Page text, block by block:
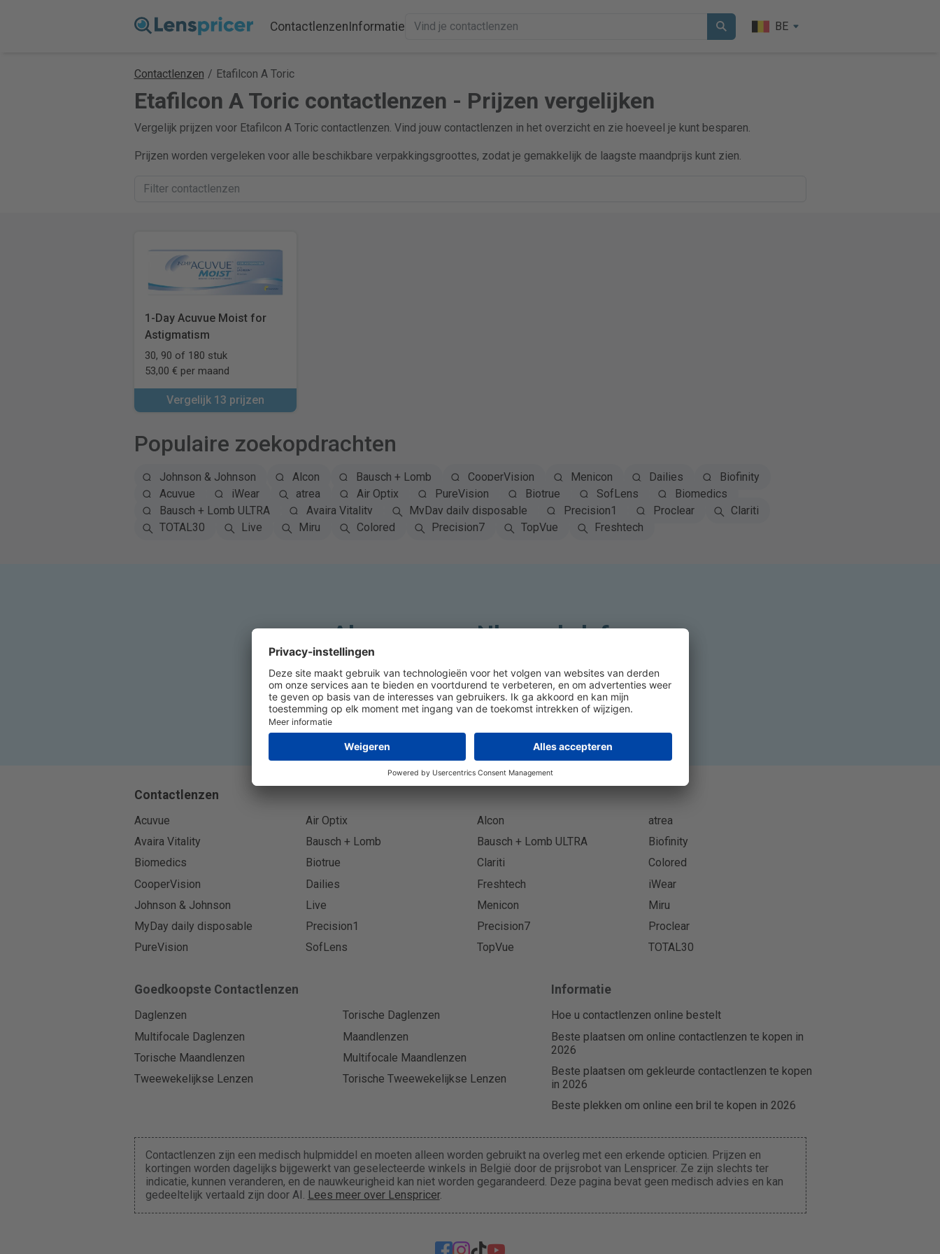
ContactlenzenInformatie BE
Contactlenzen / Etafilcon A Toric
Etafilcon A Toric contactlenzen - Prijzen vergelijken
Vergelijk prijzen voor Etafilcon A Toric contactlenzen. Vind jouw contactlenzen in het overzicht en zie hoeveel je kunt besparen.
Prijzen worden vergeleken voor alle beschikbare verpakkingsgroottes, zodat je gemakkelijk de laagste maandprijs kunt zien.
1-Day Acuvue Moist for
Astigmatism
30, 90 of 180 stuk
53,00 € per maand
Vergelijk 13 prijzen
Populaire zoekopdrachten
Johnson & Johnson Alcon Bausch + Lomb CooperVision Menicon Dailies
Biofinity
Acuvue
iWear atrea Air Optix PureVision Biotrue SofLens
Biomedics
Bausch + Lomb ULTRA
Avaira Vitality MyDay daily disposable Precision1 Proclear
Clariti
TOTAL30
Live Miru Colored Precision7 TopVue Freshtech
Abonneer op Nieuwsbrief
Abonneer
Contactlenzen
Acuvue Air Optix Alcon
atrea
Avaira Vitality
Bausch + Lomb Bausch + Lomb ULTRA
Biofinity
Biomedics
Biotrue Clariti
Colored
CooperVision
Dailies Freshtech
iWear
Johnson & Johnson
Live Menicon
Miru
MyDay daily disposable
Precision1 Precision7
Proclear
PureVision
SofLens TopVue TOTAL30
Goedkoopste Contactlenzen
Daglenzen
Torische Daglenzen
Multifocale Daglenzen
Maandlenzen
Torische Maandlenzen
Multifocale Maandlenzen
Tweewekelijkse Lenzen
Torische Tweewekelijkse Lenzen
Informatie
Hoe u contactlenzen online bestelt
Beste plaatsen om online contactlenzen te kopen in
2026
Beste plaatsen om gekleurde contactlenzen te kopen
in 2026
Beste plekken om online een bril te kopen in 2026
Contactlenzen zijn een medisch hulpmiddel en moeten alleen worden gebruikt na overleg met een erkende opticien. Prijzen en
kortingen worden dagelijks bijgewerkt van geselecteerde winkels in België door de prijsrobot van Lenspricer. Ze zijn slechts ter
indicatie, kunnen veranderen, en de nauwkeurigheid kan niet worden gegarandeerd. Deze pagina bevat geen medisch advies en kan
gedeeltelijk vertaald zijn door AI. Lees meer over Lenspricer.